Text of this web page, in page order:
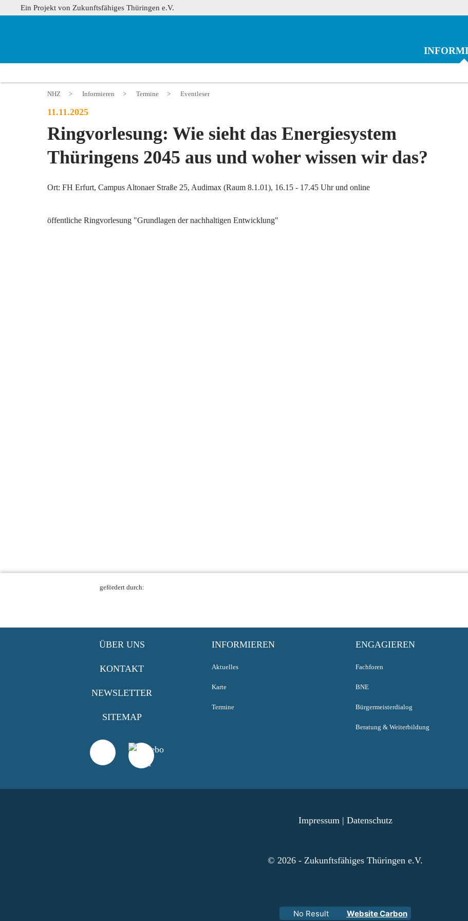
Ein Projekt von Zukunftsfähiges Thüringen e.V.
NHZ > Informieren > Termine > Eventleser
11.11.2025
Ringvorlesung: Wie sieht das Energiesystem
Thüringens 2045 aus und woher wissen wir das?
Ort: FH Erfurt, Campus Altonaer Straße 25, Audimax (Raum 8.1.01), 16.15 - 17.45 Uhr und online
öffentliche Ringvorlesung "Grundlagen der nachhaltigen Entwicklung"
gefördert durch:
ÜBER UNS
KONTAKT
NEWSLETTER
SITEMAP
INFORMIEREN
Aktuelles
Karte
Termine
ENGAGIEREN
Fachforen
BNE
Bürgermeisterdialog
Beratung & Weiterbildung
Impressum| Datenschutz
© 2026 - Zukunftsfähiges Thüringen e.V.
No Result Website Carbon